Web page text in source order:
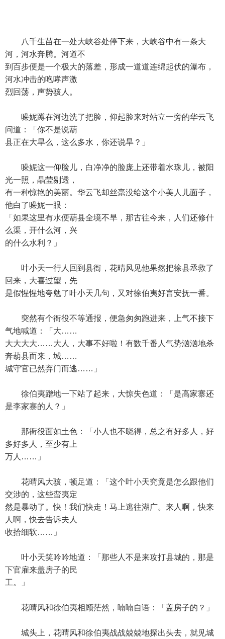
八千生苗在一处大峡谷处停下来，大峡谷中有一条大
河，河水奔腾。河道不
到百步便是一个极大的落差，形成一道道连绵起伏的瀑布，
河水冲击的咆哮声激
烈回荡，声势骇人。
哚妮蹲在河边洗了把脸，仰起脸来对站立一旁的华云飞
问道：「你不是说葫
县正在大旱么，这么多水，你还说旱？」
哚妮这一仰脸儿，白净净的脸庞上还带着水珠儿，被阳
光一照，晶莹剔透，
有一种惊艳的美丽。华云飞却丝毫没给这个小美人儿面子，
他白了哚妮一眼：
「如果这里有水便葫县全境不旱，那古往今来，人们还修什
么渠，开什么河，兴
的什么水利？」
叶小天一行人回到县衙，花晴风见他果然把徐县丞救了
回来，大喜过望，先
是假惺惺地夸勉了叶小天几句，又对徐伯夷好言安抚一番。
突然有个衙役不等通报，便急匆匆跑进来，上气不接下
气地喊道：「大……
大大大大……大人，大事不好啦！有数千番人气势汹汹地杀
奔葫县而来，城……
城守官已然弃门而逃……」
徐伯夷蹭地一下站了起来，大惊失色道：「是高家寨还
是李家寨的人？」
那衙役面如土色：「小人也不晓得，总之有好多人，好
多好多人，至少有上
万人……」
花晴风大骇，顿足道：「这个叶小天究竟是怎么跟他们
交涉的，这些蛮夷定
然是暴动了。快！我们快走！马上逃往湖广。来人啊，快来
人啊，快去告诉夫人
收拾细软……」
叶小天笑吟吟地道：「那些人不是来攻打县城的，那是
下官雇来盖房子的民
工。」
花晴风和徐伯夷相顾茫然，喃喃自语：「盖房子的？」
城头上，花晴风和徐伯夷战战兢兢地探出头去，就见城